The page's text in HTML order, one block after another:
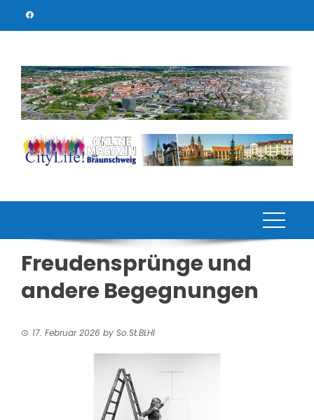
Freudensprünge und
andere Begegnungen
17. Februar 2026 by So.St.BLHI